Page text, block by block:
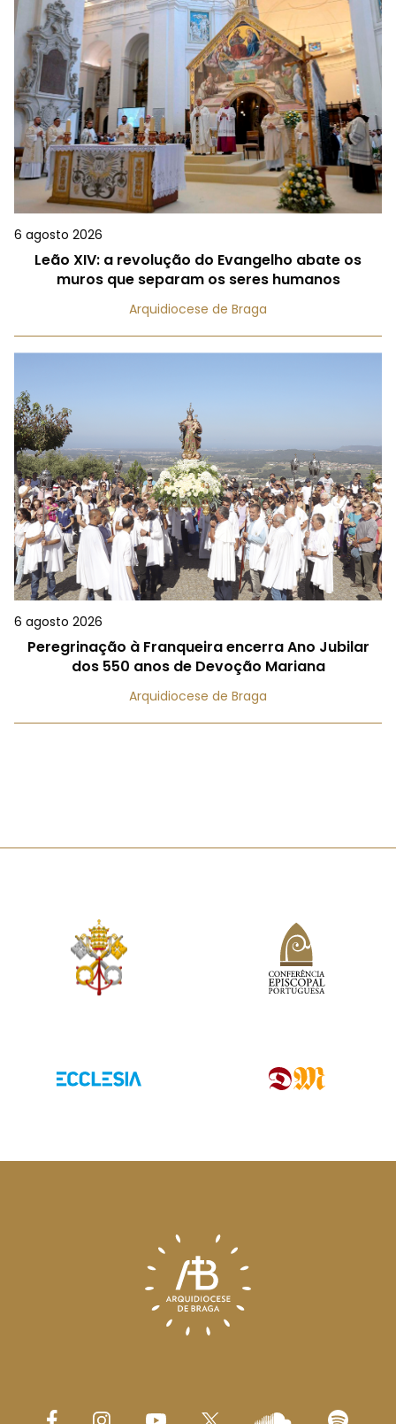
6 agosto 2026
Leão XIV: a revolução do Evangelho abate os
muros que separam os seres humanos
Arquidiocese de Braga
6 agosto 2026
Peregrinação à Franqueira encerra Ano Jubilar
dos 550 anos de Devoção Mariana
Arquidiocese de Braga